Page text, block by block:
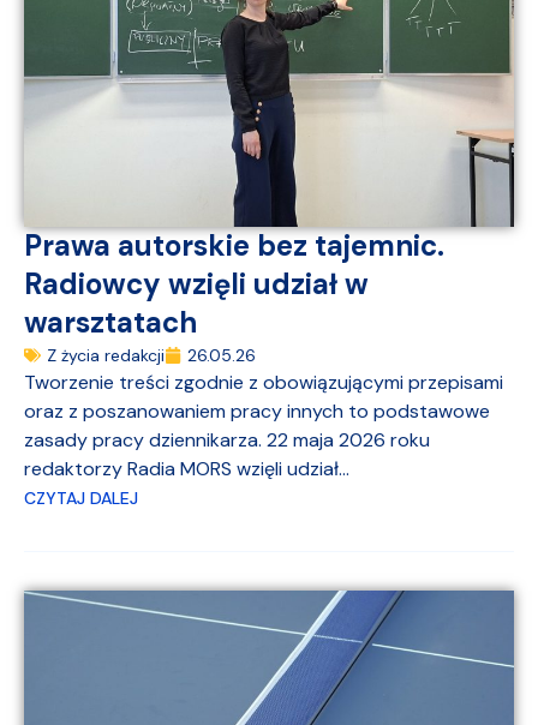
Prawa autorskie bez tajemnic.
Radiowcy wzięli udział w
warsztatach
Z życia redakcji 26.05.26
Tworzenie treści zgodnie z obowiązującymi przepisami
oraz z poszanowaniem pracy innych to podstawowe
zasady pracy dziennikarza. 22 maja 2026 roku
redaktorzy Radia MORS wzięli udział...
CZYTAJ DALEJ